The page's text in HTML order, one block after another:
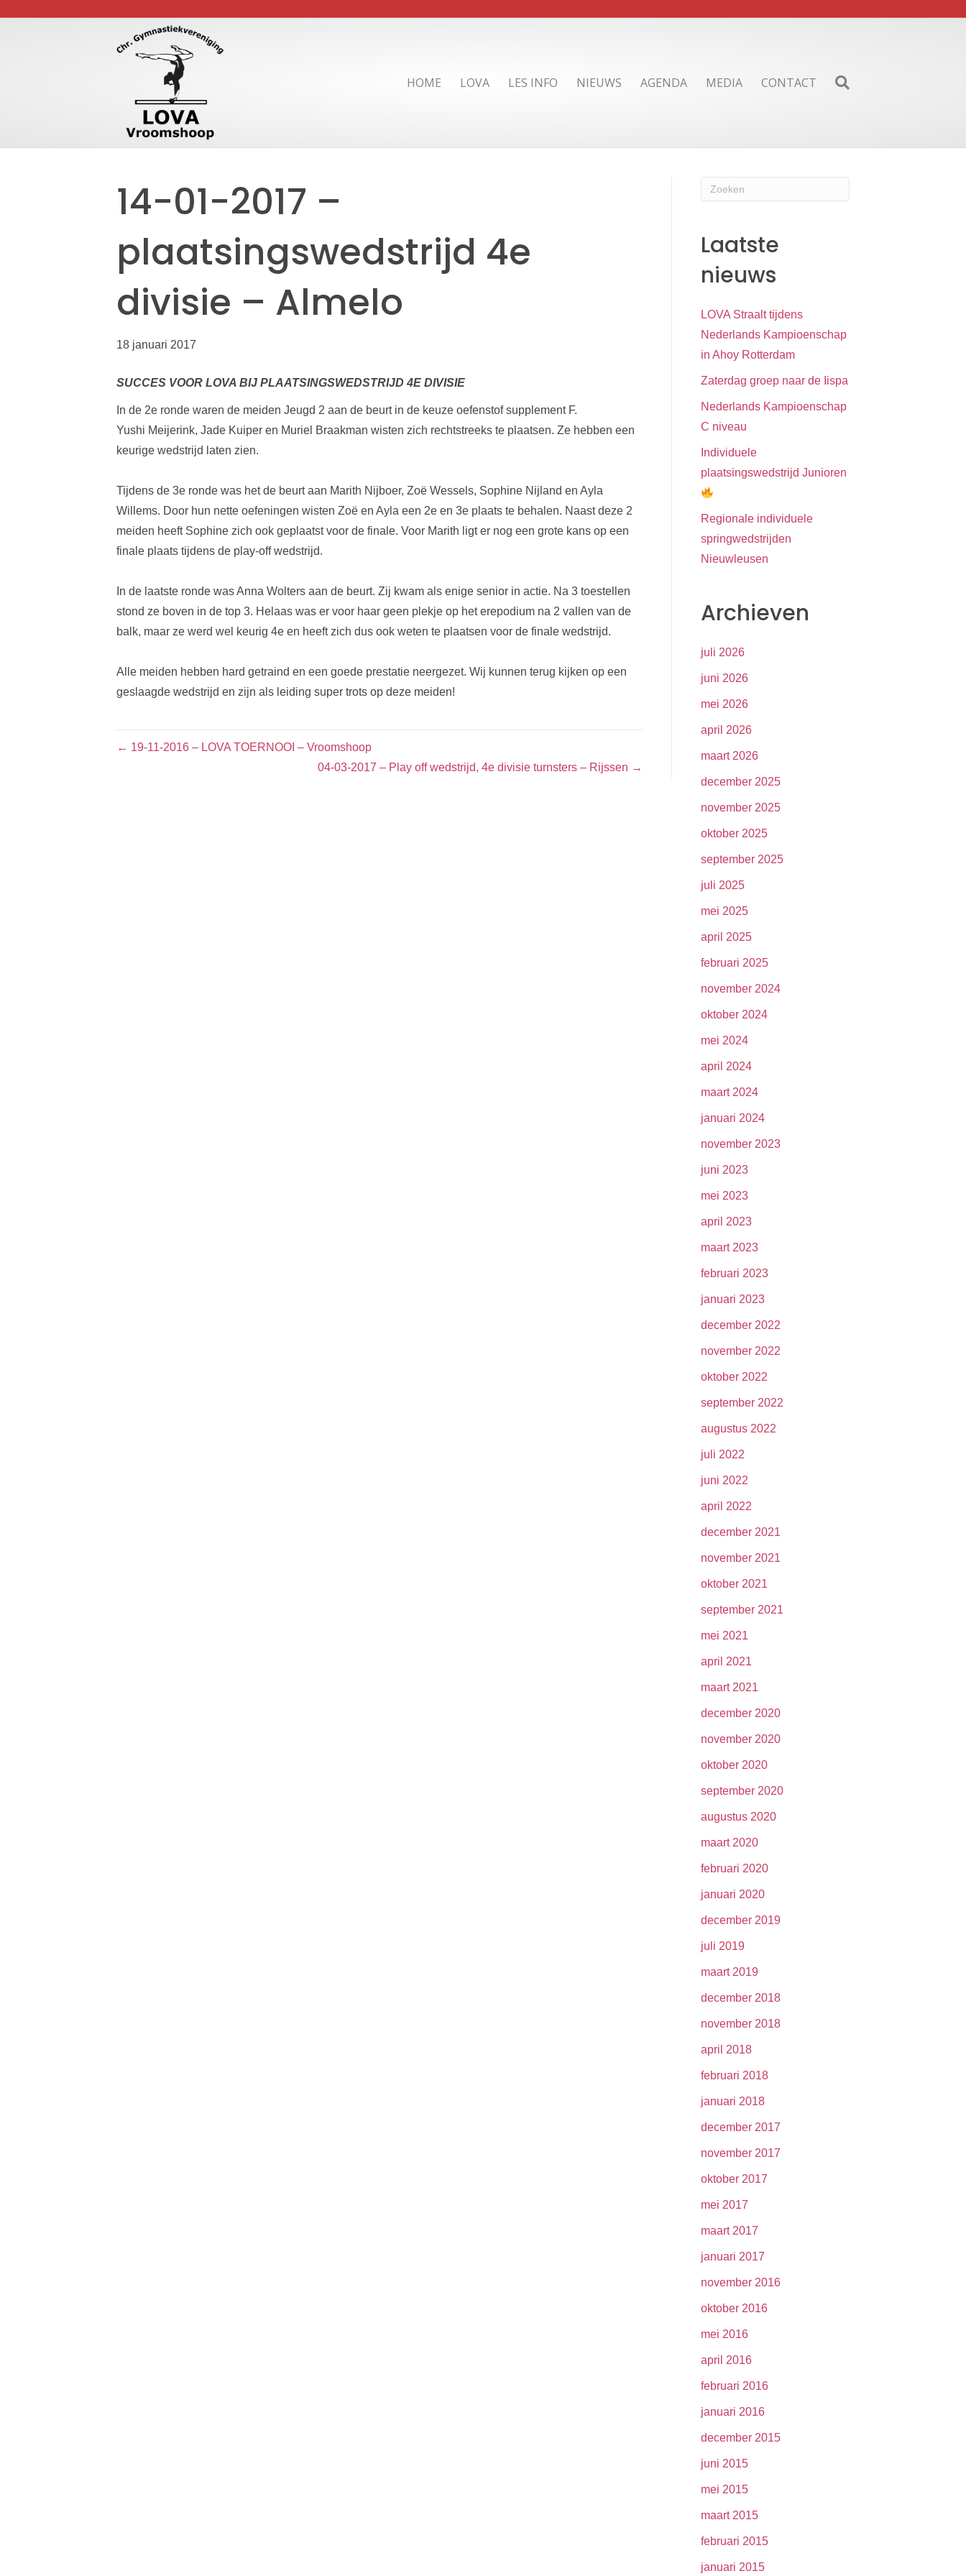
HOME LOVA LES INFO NIEUWS AGENDA MEDIA CONTACT
14-01-2017 –
plaatsingswedstrijd 4e
divisie – Almelo
18 januari 2017
SUCCES VOOR LOVA BIJ PLAATSINGSWEDSTRIJD 4E DIVISIE
In de 2e ronde waren de meiden Jeugd 2 aan de beurt in de keuze oefenstof supplement F.
Yushi Meijerink, Jade Kuiper en Muriel Braakman wisten zich rechtstreeks te plaatsen. Ze hebben een
keurige wedstrijd laten zien.
Tijdens de 3e ronde was het de beurt aan Marith Nijboer, Zoë Wessels, Sophine Nijland en Ayla
Willems. Door hun nette oefeningen wisten Zoë en Ayla een 2e en 3e plaats te behalen. Naast deze 2
meiden heeft Sophine zich ook geplaatst voor de finale. Voor Marith ligt er nog een grote kans op een
finale plaats tijdens de play-off wedstrijd.
In de laatste ronde was Anna Wolters aan de beurt. Zij kwam als enige senior in actie. Na 3 toestellen
stond ze boven in de top 3. Helaas was er voor haar geen plekje op het erepodium na 2 vallen van de
balk, maar ze werd wel keurig 4e en heeft zich dus ook weten te plaatsen voor de finale wedstrijd.
Alle meiden hebben hard getraind en een goede prestatie neergezet. Wij kunnen terug kijken op een
geslaagde wedstrijd en zijn als leiding super trots op deze meiden!
← 19-11-2016 – LOVA TOERNOOI – Vroomshoop
04-03-2017 – Play off wedstrijd, 4e divisie turnsters – Rijssen →
Laatste
nieuws
LOVA Straalt tijdens
Nederlands Kampioenschap
in Ahoy Rotterdam
Zaterdag groep naar de Iispa
Nederlands Kampioenschap
C niveau
Individuele
plaatsingswedstrijd Junioren
Regionale individuele
springwedstrijden
Nieuwleusen
Archieven
juli 2026
juni 2026
mei 2026
april 2026
maart 2026
december 2025
november 2025
oktober 2025
september 2025
juli 2025
mei 2025
april 2025
februari 2025
november 2024
oktober 2024
mei 2024
april 2024
maart 2024
januari 2024
november 2023
juni 2023
mei 2023
april 2023
maart 2023
februari 2023
januari 2023
december 2022
november 2022
oktober 2022
september 2022
augustus 2022
juli 2022
juni 2022
april 2022
december 2021
november 2021
oktober 2021
september 2021
mei 2021
april 2021
maart 2021
december 2020
november 2020
oktober 2020
september 2020
augustus 2020
maart 2020
februari 2020
januari 2020
december 2019
juli 2019
maart 2019
december 2018
november 2018
april 2018
februari 2018
januari 2018
december 2017
november 2017
oktober 2017
mei 2017
maart 2017
januari 2017
november 2016
oktober 2016
mei 2016
april 2016
februari 2016
januari 2016
december 2015
juni 2015
mei 2015
maart 2015
februari 2015
januari 2015